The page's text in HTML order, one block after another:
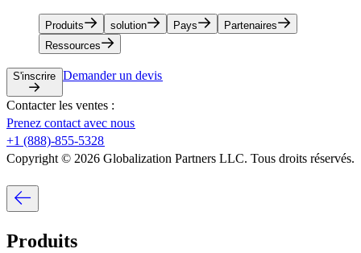
Produits​​ solution​​ Pays​​
Partenaires​​
Ressources​​
S'inscrire​​ Demander un devis​​
Contacter les ventes :​​
Prenez contact avec nous​​
+1 (888)-855-5328​​
Copyright © 2026 Globalization Partners LLC. Tous droits réservés.​​
Produits​​